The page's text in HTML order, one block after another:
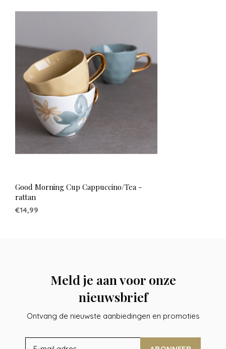
Good Morning Cup Cappuccino/Tea -
rattan
€14,99
Meld je aan voor onze
nieuwsbrief
Ontvang de nieuwste aanbiedingen en promoties